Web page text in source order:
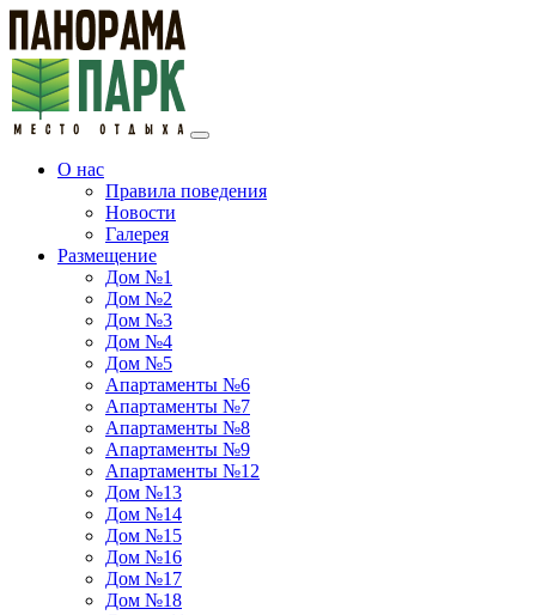
О нас
Правила поведения
Новости
Галерея
Размещение
Дом №1
Дом №2
Дом №3
Дом №4
Дом №5
Апартаменты №6
Апартаменты №7
Апартаменты №8
Апартаменты №9
Апартаменты №12
Дом №13
Дом №14
Дом №15
Дом №16
Дом №17
Дом №18